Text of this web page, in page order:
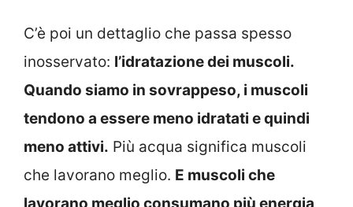
C’è poi un dettaglio che passa spesso
inosservato: l’idratazione dei muscoli.
Quando siamo in sovrappeso, i muscoli
tendono a essere meno idratati e quindi
meno attivi. Più acqua significa muscoli
che lavorano meglio. E muscoli che
lavorano meglio consumano più energia,